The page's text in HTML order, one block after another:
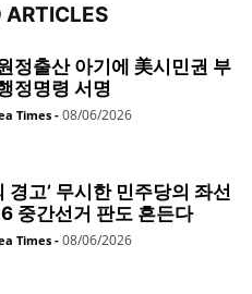
ARTICLES
정출산 아기에 美시민권 부
정명령 서명
Times - 08/06/2026
경고’ 무시한 민주당의 좌선
중간선거 판도 흔든다
Times - 08/06/2026